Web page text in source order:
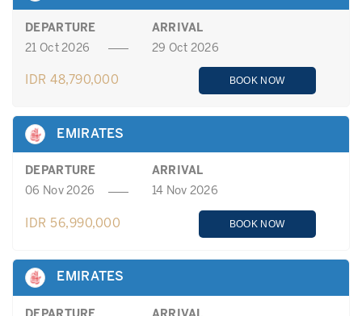
DEPARTURE
ARRIVAL
21 Oct 2026
29 Oct 2026
IDR 48,790,000 BOOK NOW
EMIRATES
DEPARTURE
ARRIVAL
06 Nov 2026
14 Nov 2026
IDR 56,990,000 BOOK NOW
EMIRATES